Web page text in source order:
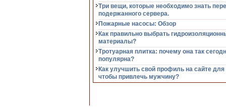
Три вещи, которые необходимо знать
подержанного сервера.
Пожарные насосы: Обзор
Как правильно выбрать
материалы?
Тротуарная плитка: почему она так
популярна?
Как улучшить свой профиль на сайте для
чтобы привлечь мужчину?